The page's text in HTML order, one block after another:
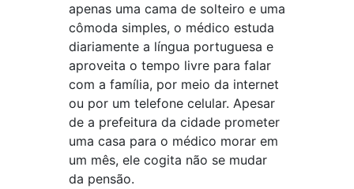
apenas uma cama de solteiro e uma
cômoda simples, o médico estuda
diariamente a língua portuguesa e
aproveita o tempo livre para falar
com a família, por meio da internet
ou por um telefone celular. Apesar
de a prefeitura da cidade prometer
uma casa para o médico morar em
um mês, ele cogita não se mudar
da pensão.